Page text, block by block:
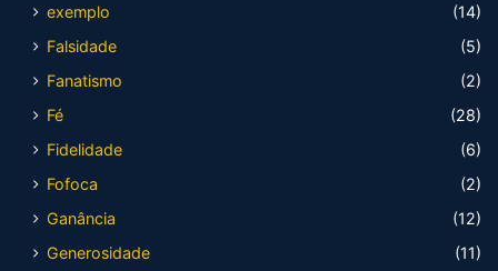
exemplo
(14)
Falsidade
(5)
Fanatismo
(2)
Fé
(28)
Fidelidade
(6)
Fofoca
(2)
Ganância
(12)
Generosidade
(11)